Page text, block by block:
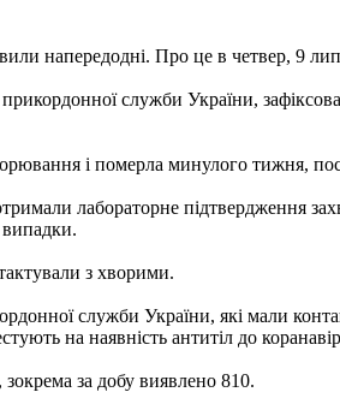
напередодні. Про це в четвер, 9
служби України,
і померла минулого тижня,
лабораторне підтвердження
випадки.
з хворими.
служби України, які мали
на наявність антитіл до
, зокрема за добу виявлено 810.